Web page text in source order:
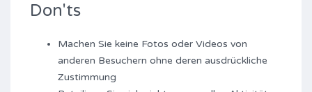
Don'ts
Machen Sie keine Fotos oder Videos von
anderen Besuchern ohne deren ausdrückliche
Zustimmung